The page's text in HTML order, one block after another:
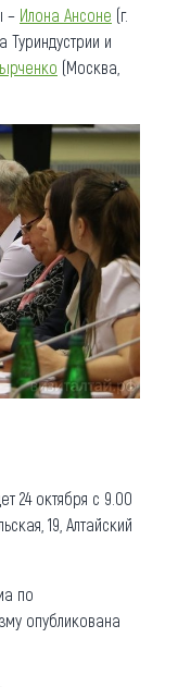
– Илона Ансоне (г.
Туриндустрии и
(Москва,
24 октября с 9.00
19, Алтайский
по
опубликована